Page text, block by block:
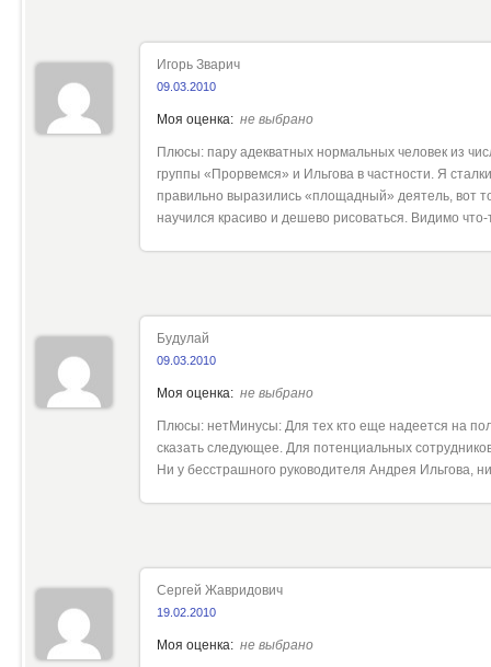
Игорь Зварич
09.03.2010
Моя оценка: не выбрано
Плюсы: пару адекватных нормальных человек из
группы «Прорвемся» и Ильгова в частности. Я
правильно выразились «площадный» деятель, вот
научился красиво и дешево рисоваться. Видимо
Будулай
09.03.2010
Моя оценка: не выбрано
Плюсы: нетМинусы: Для тех кто еще надеется на
сказать следующее. Для потенциальных
Ни у бесстрашного руководителя Андрея Ильгова,
Сергей Жавридович
19.02.2010
Моя оценка: не выбрано